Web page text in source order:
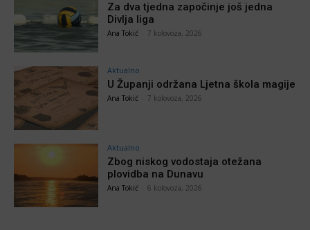
Za dva tjedna započinje još jedna
Divlja liga
Ana Tokić 7 kolovoza, 2026
Aktualno
U Županji održana Ljetna škola magije
Ana Tokić 7 kolovoza, 2026
Aktualno
Zbog niskog vodostaja otežana
plovidba na Dunavu
Ana Tokić 6 kolovoza, 2026